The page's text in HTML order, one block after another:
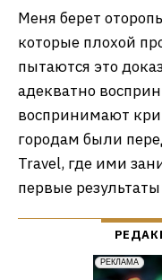
Меня берет
которые плохой
пытаются это
адекватно
воспринимают
городам были
Travel, где ими
первые результаты